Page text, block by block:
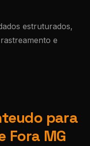
estruturados,
e
para
Fora MG